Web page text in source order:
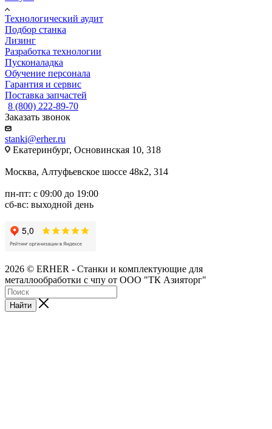
Технологический аудит
Подбор станка
Лизинг
Разработка технологии
Пусконаладка
Обучение персонала
Гарантия и сервис
Поставка запчастей
8 (800) 222-89-70
Заказать звонок
stanki@erher.ru
Екатеринбург, Основинская 10, 318
Москва, Алтуфьевское шоссе 48к2, 314
пн-пт: с 09:00 до 19:00
сб-вс: выходной день
2026 © ERHER - Станки и комплектующие для
металлообработки с чпу от ООО "ТК Азияторг"
Найти